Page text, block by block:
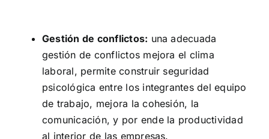
Gestión de conflictos: una adecuada
gestión de conflictos mejora el clima
laboral, permite construir seguridad
psicológica entre los integrantes del equipo
de trabajo, mejora la cohesión, la
comunicación, y por ende la productividad
al interior de las empresas.